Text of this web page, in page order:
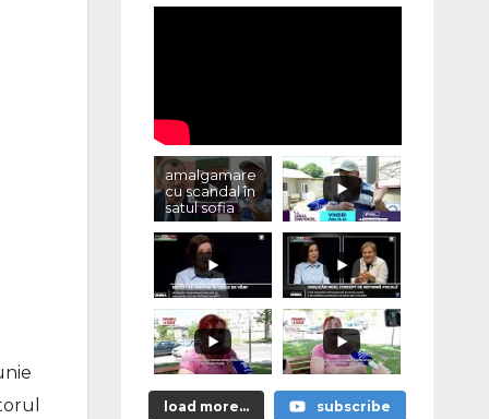
amalgamare
cu scandal în
satul sofia
load more... subscribe